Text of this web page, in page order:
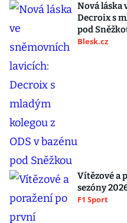
Nová láska
Decroix s
pod
Blesk.cz
Vítězové a
sezóny
F1 Sport